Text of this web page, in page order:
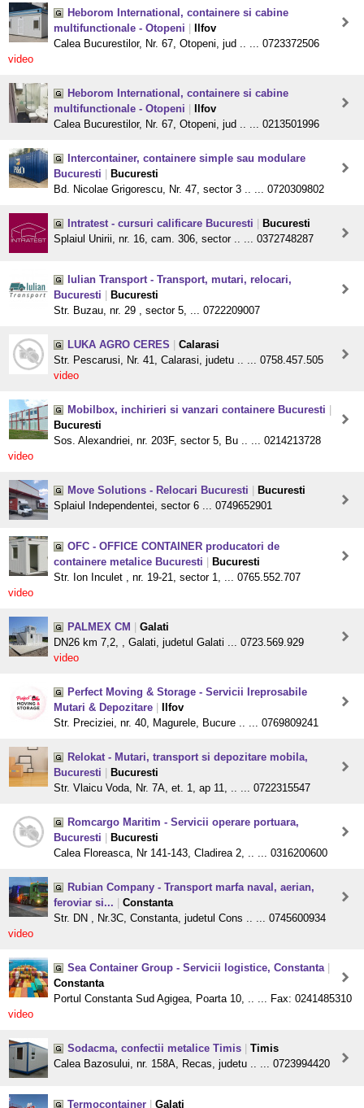
Heborom International, containere si cabine
multifunctionale - Otopeni
Ilfov
Calea Bucurestilor, Nr. 67, Otopeni, jud .. ... 0723372506
video
Heborom International, containere si cabine
multifunctionale - Otopeni
Ilfov
Calea Bucurestilor, Nr. 67, Otopeni, jud .. ... 0213501996
Intercontainer, containere simple sau modulare
Bucuresti
Bucuresti
Bd. Nicolae Grigorescu, Nr. 47, sector 3 .. ... 0720309802
Intratest - cursuri calificare Bucuresti
Bucuresti
Splaiul Unirii, nr. 16, cam. 306, sector .. ... 0372748287
Iulian Transport - Transport, mutari, relocari,
Bucuresti
Bucuresti
Str. Buzau, nr. 29 , sector 5, ... 0722209007
LUKA AGRO CERES
Calarasi
Str. Pescarusi, Nr. 41, Calarasi, judetu .. ... 0758.457.505
video
Mobilbox, inchirieri si vanzari containere Bucuresti
Bucuresti
Sos. Alexandriei, nr. 203F, sector 5, Bu .. ... 0214213728
video
Move Solutions - Relocari Bucuresti
Bucuresti
Splaiul Independentei, sector 6 ... 0749652901
OFC - OFFICE CONTAINER producatori de
containere metalice Bucuresti
Bucuresti
Str. Ion Inculet , nr. 19-21, sector 1, ... 0765.552.707
video
PALMEX CM
Galati
DN26 km 7,2, , Galati, judetul Galati ... 0723.569.929
video
Perfect Moving & Storage - Servicii Ireprosabile
Mutari & Depozitare
Ilfov
Str. Preciziei, nr. 40, Magurele, Bucure .. ... 0769809241
Relokat - Mutari, transport si depozitare mobila,
Bucuresti
Bucuresti
Str. Vlaicu Voda, Nr. 7A, et. 1, ap 11, .. ... 0722315547
Romcargo Maritim - Servicii operare portuara,
Bucuresti
Bucuresti
Calea Floreasca, Nr 141-143, Cladirea 2, .. ... 0316200600
Rubian Company - Transport marfa naval, aerian,
feroviar si...
Constanta
Str. DN , Nr.3C, Constanta, judetul Cons .. ... 0745600934
video
Sea Container Group - Servicii logistice, Constanta
Constanta
Portul Constanta Sud Agigea, Poarta 10, .. ... Fax: 0241485310
video
Sodacma, confectii metalice Timis
Timis
Calea Bazosului, nr. 158A, Recas, judetu .. ... 0723994420
Termocontainer Galati